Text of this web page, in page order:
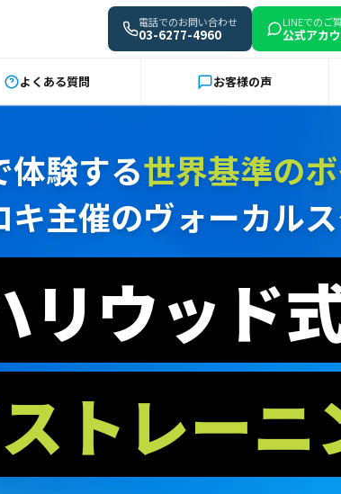
電話でのお問い合わせ
03-6277-4960
LINEでのご
公式アカ
よくある質問 お客様の声
体験する世界基準の
キ主催のヴォーカル
リウッド
トレー